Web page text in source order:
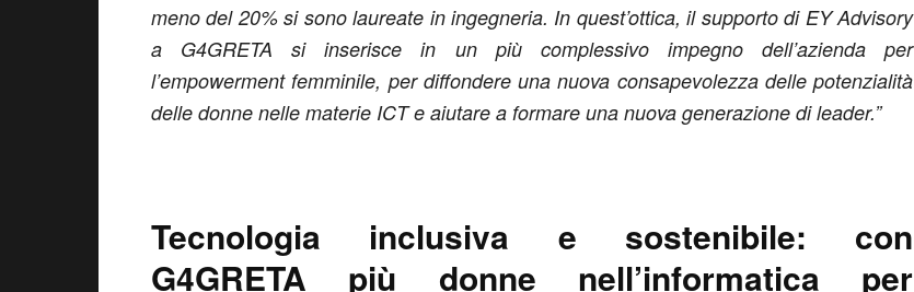
meno del 20% si sono laureate in ingegneria. In quest’ottica, il supporto di EY Advisory
a G4GRETA si inserisce in un più complessivo impegno dell’azienda per
l’empowerment femminile, per diffondere una nuova consapevolezza delle potenzialità
delle donne nelle materie ICT e aiutare a formare una nuova generazione di leader.”
Tecnologia inclusiva e sostenibile: con
G4GRETA più donne nell’informatica per